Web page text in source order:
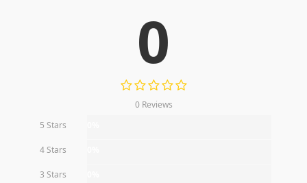
0
0 Reviews
5 Stars
4 Stars
3 Stars